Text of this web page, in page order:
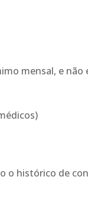
mensal, e
o histórico de